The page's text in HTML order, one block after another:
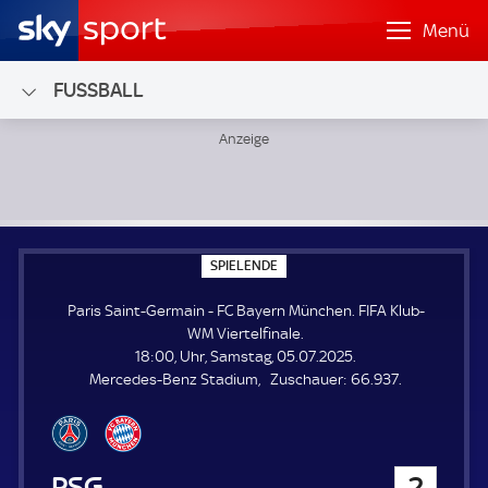
Menü
FUSSBALL
SPIELENDE
P
E
E
N
D
E
Paris Saint-Germain - FC Bayern München. FIFA Klub-
WM Viertelfinale.
18:00, Uhr, Samstag, 05.07.2025.
Mercedes-Benz Stadium
Zuschauer: Z
66.937.